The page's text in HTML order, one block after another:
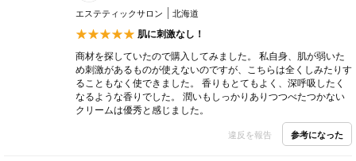
エステティックサロン 北海道
肌に刺激なし！
商材を探していたので購入してみました。 私自身、肌が弱いた
め刺激があるものが使えないのですが、こちらは全くしみたりす
ることもなく使できました。 香りもとてもよく、深呼吸したく
なるような香りでした。 潤いもしっかりありつつべたつかない
クリームは優秀と感じました。
違反を報告 参考になった